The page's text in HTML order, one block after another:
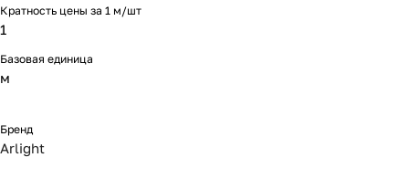
Кратность цены за 1 м/шт
1
Базовая единица
м
Бренд
Arlight